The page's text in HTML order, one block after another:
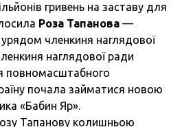
гривень на заставу для
Роза Тапанова —
членкиня наглядової
наглядової ради
повномасштабного
почала займатися новою
«Бабин Яр».
Тапанову колишньою